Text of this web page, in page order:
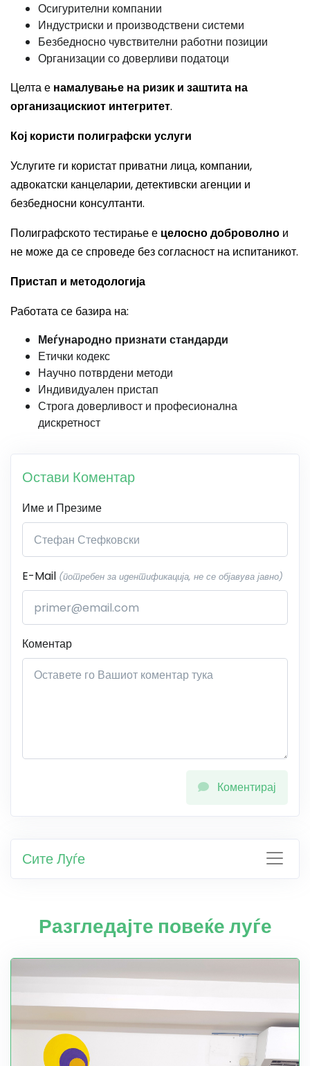
Осигурителни компании
Индустриски и производствени системи
Безбедносно чувствителни работни позиции
Организации со доверливи податоци
Целта е намалување на ризик и заштита на
организацискиот интегритет.
Кој користи полиграфски услуги
Услугите ги користат приватни лица, компании,
адвокатски канцеларии, детективски агенции и
безбедносни консултанти.
Полиграфското тестирање е целосно доброволно и
не може да се спроведе без согласност на испитаникот.
Пристап и методологија
Работата се базира на:
Меѓународно признати стандарди
Етички кодекс
Научно потврдени методи
Индивидуален пристап
Строга доверливост и професионална
дискретност
Остави Коментар
Име и Презиме
E-Mail (потребен за идентификација, не се објавува јавно)
Коментар
Коментирај
Сите Луѓе
Разгледајте повеќе луѓе